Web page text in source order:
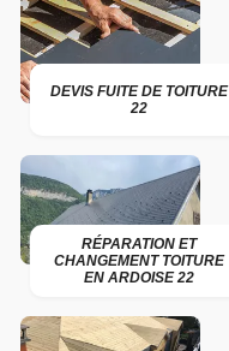
DEVIS FUITE DE TOITURE
22
RÉPARATION ET
CHANGEMENT TOITURE
EN ARDOISE 22